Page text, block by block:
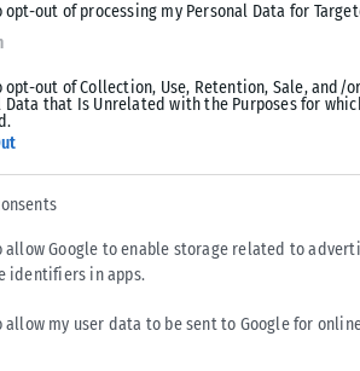
opt-out of processing my Personal Data for
opt-out of Collection, Use, Retention, Sale, and/
Data that Is Unrelated with the Purposes for
allow Google to enable storage related to
identifiers in apps.
allow my user data to be sent to Google for
πηγές, και τα στοιχεία ανά εθνικότητα.
σε περίπου 800 άτομα, ενώ οι
59 το αντίστοιχο διάστημα του
αφίξεις εμφανίζονται σχεδόν να
επιστροφών. Οι ίδιες πηγές αποδίδουν
και στην αυστηρότερη εφαρμογή της
τα πρώτα αποτελέσματα από την
έως σήμερα 599 παράνομα